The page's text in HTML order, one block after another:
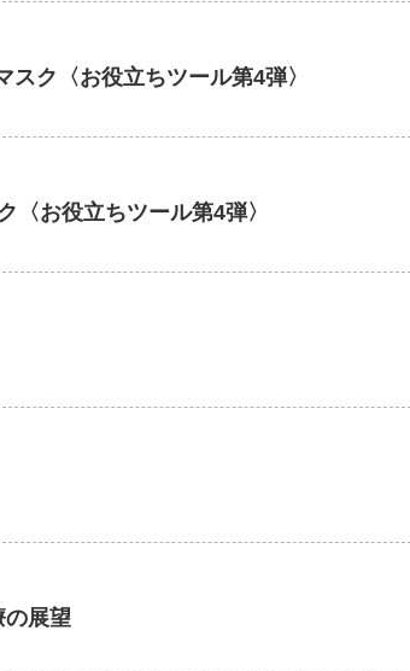
ク〈お役立ちツール第4弾〉
お役立ちツール第4弾〉
展望